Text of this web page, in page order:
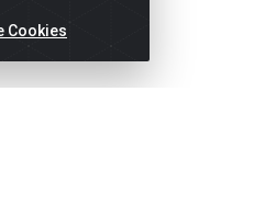
Cookies